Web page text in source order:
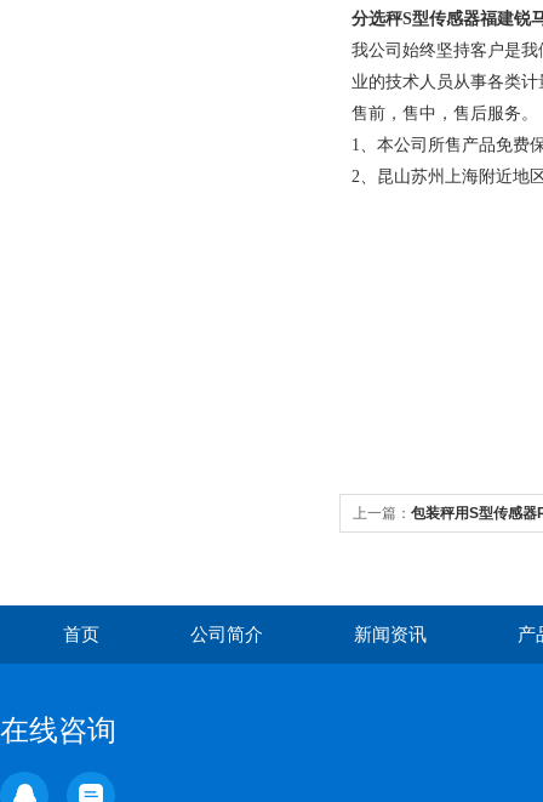
分选秤S型传感器福建锐
我公司始终坚持客户是
业的技术人员从事各类
售前，售中，售后服务。
1、本公司所售产品免费
2、昆山苏州上海附近地
上一篇： 包装秤用S型传感
首页 公司简介 新闻资讯 产
在线咨询